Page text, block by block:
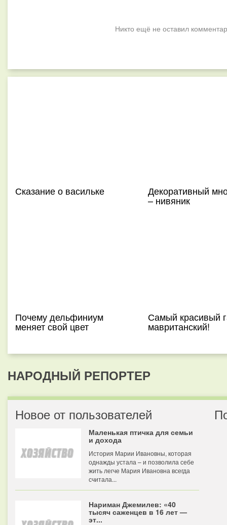
Никто ещё не оставил
Сказание о васильке Декоративный
– нивяник
Почему дельфиниум
меняет свой цвет
Самый красивый
мавританский!
НАРОДНЫЙ РЕПОРТЕР
Новое от пользователей
Маленькая птичка для семьи
и дохода
История Марии Ивановны, которая
однажды устала – и позволила себе
жить легче Мария Ивановна всегда
считала...
Нариман Джемилев: «40
тысяч саженцев в 16 лет —
эт...